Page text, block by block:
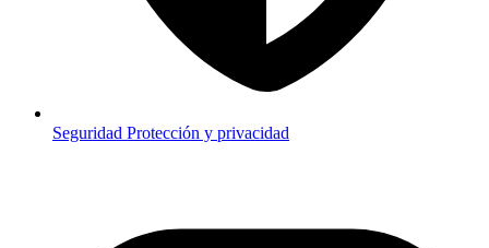
Seguridad Protección y privacidad